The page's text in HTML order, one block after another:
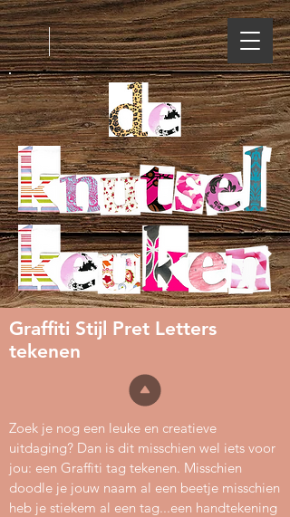
Graffiti Stijl Pret Letters
tekenen
Zoek je nog een leuke en creatieve
uitdaging? Dan is dit misschien wel iets voor
jou: een Graffiti tag tekenen. Misschien
doodle je jouw naam al een beetje misschien
heb je stiekem al een tag...een handtekening